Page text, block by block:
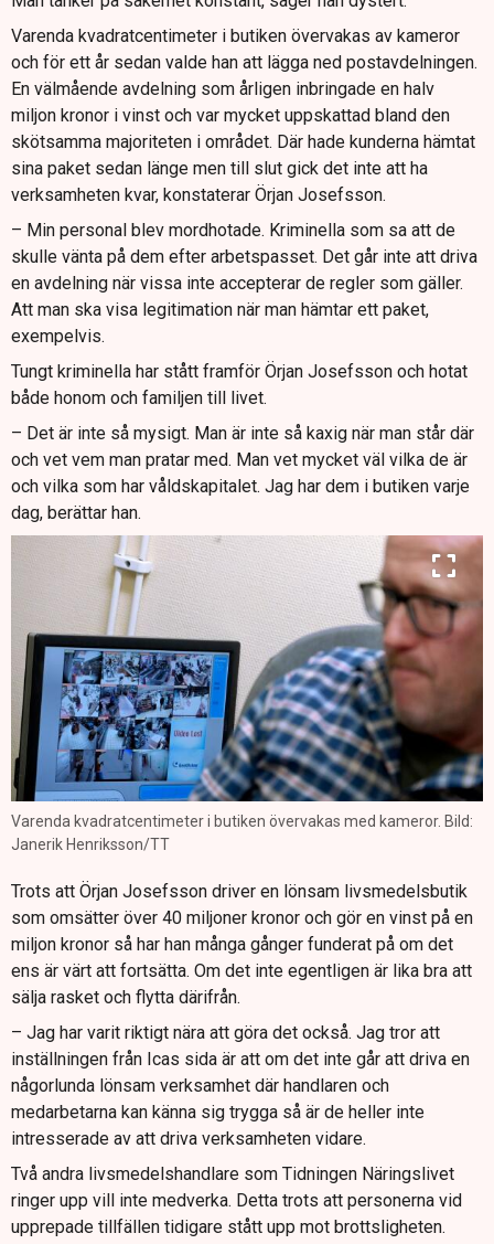
Varenda kvadratcentimeter i butiken övervakas av kameror
och för ett år sedan valde han att lägga ned postavdelningen.
En välmående avdelning som årligen inbringade en halv
miljon kronor i vinst och var mycket uppskattad bland den
skötsamma majoriteten i området. Där hade kunderna hämtat
sina paket sedan länge men till slut gick det inte att ha
verksamheten kvar, konstaterar Örjan Josefsson.
– Min personal blev mordhotade. Kriminella som sa att de
skulle vänta på dem efter arbetspasset. Det går inte att driva
en avdelning när vissa inte accepterar de regler som gäller.
Att man ska visa legitimation när man hämtar ett paket,
exempelvis.
Tungt kriminella har stått framför Örjan Josefsson och hotat
både honom och familjen till livet.
– Det är inte så mysigt. Man är inte så kaxig när man står där
och vet vem man pratar med. Man vet mycket väl vilka de är
och vilka som har våldskapitalet. Jag har dem i butiken varje
dag, berättar han.
Varenda kvadratcentimeter i butiken övervakas med kameror. Bild:
Janerik Henriksson/TT
Trots att Örjan Josefsson driver en lönsam livsmedelsbutik
som omsätter över 40 miljoner kronor och gör en vinst på en
miljon kronor så har han många gånger funderat på om det
ens är värt att fortsätta. Om det inte egentligen är lika bra att
sälja rasket och flytta därifrån.
– Jag har varit riktigt nära att göra det också. Jag tror att
inställningen från Icas sida är att om det inte går att driva en
någorlunda lönsam verksamhet där handlaren och
medarbetarna kan känna sig trygga så är de heller inte
intresserade av att driva verksamheten vidare.
Två andra livsmedelshandlare som Tidningen Näringslivet
ringer upp vill inte medverka. Detta trots att personerna vid
upprepade tillfällen tidigare stått upp mot brottsligheten.